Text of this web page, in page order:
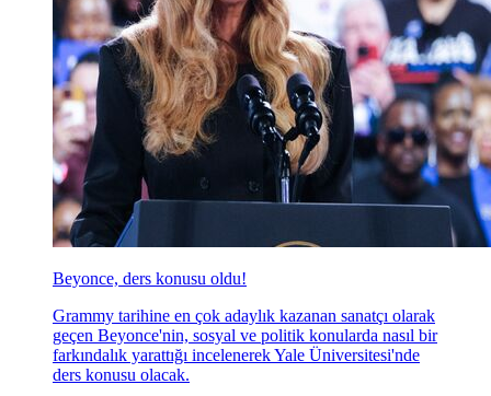
Beyonce, ders konusu oldu!
Grammy tarihine en çok adaylık kazanan sanatçı olarak
geçen Beyonce'nin, sosyal ve politik konularda nasıl bir
farkındalık yarattığı incelenerek Yale Üniversitesi'nde
ders konusu olacak.